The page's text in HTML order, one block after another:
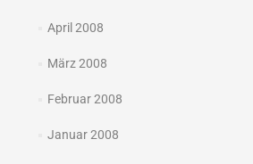
April 2008
März 2008
Februar 2008
Januar 2008